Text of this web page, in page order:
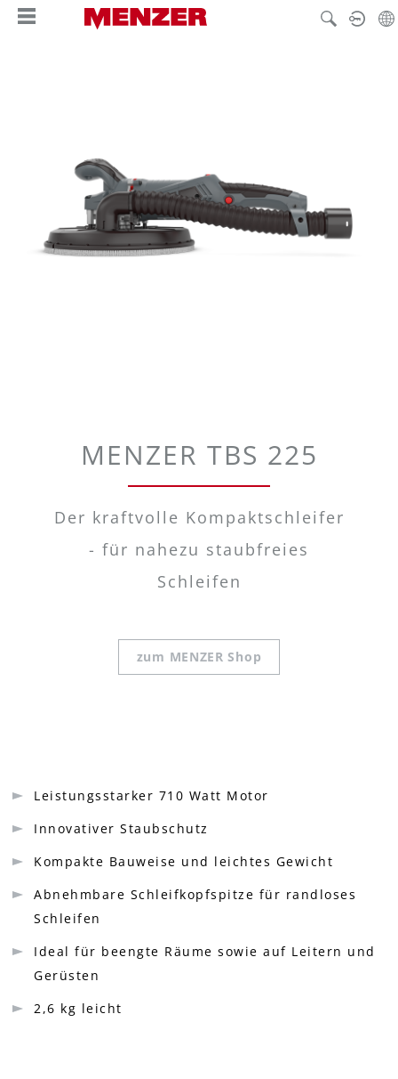
springen
MENZER TBS 225
Der kraftvolle Kompaktschleifer
- für nahezu staubfreies
Schleifen
zum MENZER Shop
Leistungsstarker 710 Watt Motor
Innovativer Staubschutz
Kompakte Bauweise und leichtes Gewicht
Abnehmbare Schleifkopfspitze für randloses
Schleifen
Ideal für beengte Räume sowie auf Leitern und
Gerüsten
2,6 kg leicht